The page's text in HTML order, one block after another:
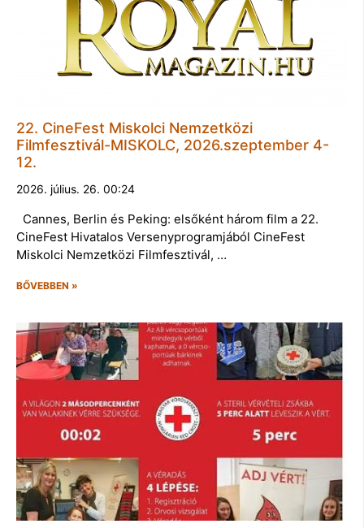
22. CineFest Miskolci Nemzetközi
Filmfesztivál-MISKOLC, 2026.szeptember 4-
12.
2026. július. 26. 00:24
Cannes, Berlin és Peking: elsőként három film a 22.
CineFest Hivatalos Versenyprogramjából CineFest
Miskolci Nemzetközi Filmfesztivál, …
BŐVEBBEN »